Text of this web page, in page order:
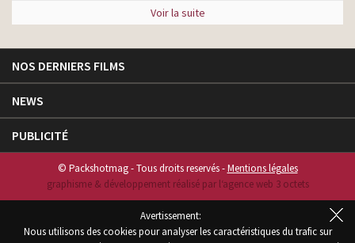
Voir la suite
NOS DERNIERS FILMS
NEWS
PUBLICITÉ
© Packshotmag - Tous droits reservés -Mentions légales
graphisme & développement réalisé par l‘agence web 3 octets
Avertissement:
Nous utilisons des cookies pour analyser les caractéristiques du trafic sur